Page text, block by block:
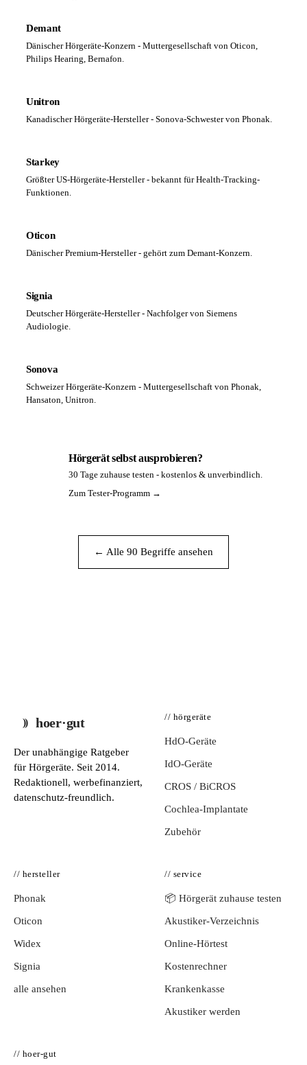
Demant
Dänischer Hörgeräte-Konzern - Muttergesellschaft von Oticon,
Philips Hearing, Bernafon.
Unitron
Kanadischer Hörgeräte-Hersteller - Sonova-Schwester von Phonak.
Starkey
Größter US-Hörgeräte-Hersteller - bekannt für Health-Tracking-
Funktionen.
Oticon
Dänischer Premium-Hersteller - gehört zum Demant-Konzern.
Signia
Deutscher Hörgeräte-Hersteller - Nachfolger von Siemens
Audiologie.
Sonova
Schweizer Hörgeräte-Konzern - Muttergesellschaft von Phonak,
Hansaton, Unitron.
Hörgerät selbst ausprobieren?
30 Tage zuhause testen - kostenlos & unverbindlich.
Zum Tester-Programm →
← Alle 90 Begriffe ansehen
hoer·gut
Der unabhängige Ratgeber
für Hörgeräte. Seit 2014.
Redaktionell, werbefinanziert,
datenschutz-freundlich.
// hörgeräte
HdO-Geräte
IdO-Geräte
CROS / BiCROS
Cochlea-Implantate
Zubehör
// hersteller
Phonak
Oticon
Widex
Signia
alle ansehen
// service
📦 Hörgerät zuhause testen
Akustiker-Verzeichnis
Online-Hörtest
Kostenrechner
Krankenkasse
Akustiker werden
// hoer-gut